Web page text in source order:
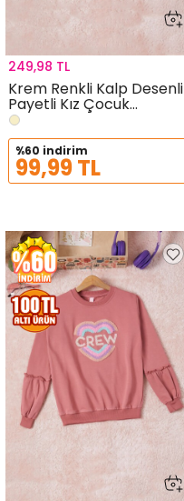
Krem Renkli Kalp Desenli
Payetli Kız Çocuk
Sweatshirt 16697
249,98 TL
%60 indirim
99,99 TL